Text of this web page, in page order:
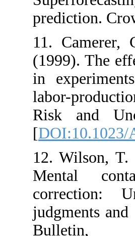
prediction.
11.
(1999). The
in
labor-
Risk and
[DOI:10.1023/
12. Wilson,
Mental
correction:
judgments
Bulletin,